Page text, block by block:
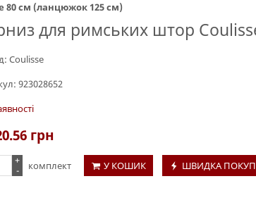
80 см (ланцюжок 125 см)
для римських штор
Coulisse
923028652
грн
+
-
комплект У КОШИК ШВИДКА